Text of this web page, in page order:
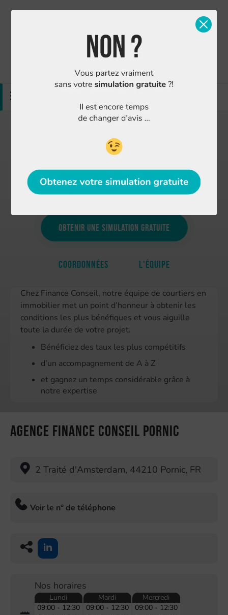
Simulation gratuite Nous contacter
4.94/5
Vous avez besoin d'un prêt immobilier, d'une
assurance emprunteur ou d'un regroupement de
Chez Finance Conseil, notre équipe de courtiers en
immobilier met un point d’honneur à obtenir les
conditions les plus bénéfiques et vous aiguille
toute la durée de votre projet.
Bénéficiez des taux les plus compétitifs
d’un accompagnement de A à Z
et gagnez un temps considérable grâce à
notre expertise
Obtenir une simulation gratuite
Coordonnées L'équipe
Agence Finance Conseil Pornic
2 Traité d'Amsterdam, 44210 Pornic, FR
Voir le n° de téléphone
Nos horaires
Lundi
09:00 - 12:30
Mardi
09:00 - 12:30
Mercredi
09:00 - 12:30